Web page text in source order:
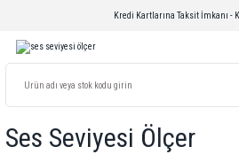
Kredi Kartlarına Taksit İmkanı -
Ses Seviyesi Ölçer